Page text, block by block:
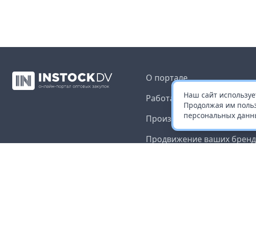
Наш сайт
Продолжая им
персональных
О портале
Работа с платформой
Производителям и
Продвижение ваших